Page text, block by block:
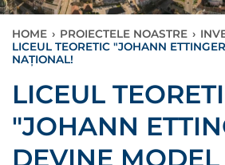
HOME › PROIECTELE NOASTRE ›
LICEUL TEORETIC "JOHANN
NAȚIONAL!
LICEUL
"JOHANN
DEVINE MODEL